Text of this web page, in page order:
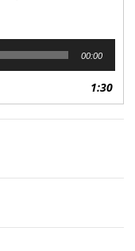
00:00
1:30